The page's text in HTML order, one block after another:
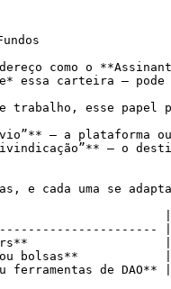
como o
essa carteira —
trabalho, esse
— a
— o
e cada uma se
|
ou bolsas**
ferramentas de